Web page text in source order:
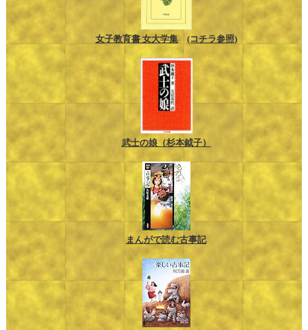
女子教育書 女大学集 (コチラ参照)
武士の娘（杉本鉞子）
まんがで読む古事記